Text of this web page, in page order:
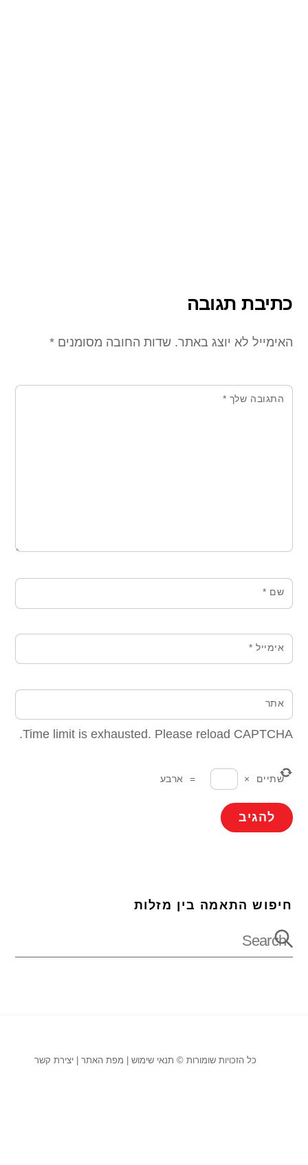
כתיבת תגובה
האימייל לא יוצג באתר. שדות החובה מסומנים*
התגובה שלך *
שם *
אימייל *
אתר
Time limit is exhausted. Please reload CAPTCHA.
שתיים ×
= ארבע
חיפוש התאמה בין מזלות
כל הזכויות שומורות © תנאי שימוש מפת האתר |יצירת קשר